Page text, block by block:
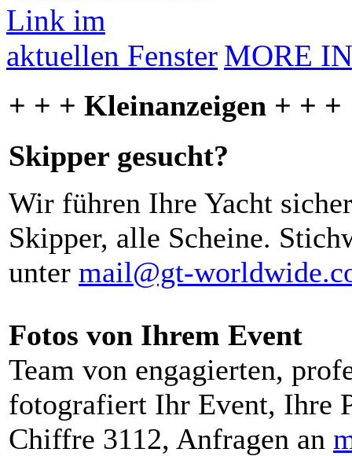
MORE
+ + + Kleinanzeigen + + +
Skipper gesucht?
Wir führen Ihre Yacht
Skipper, alle Scheine.
unter mail@gt-
Fotos von Ihrem Event
Team von engagierten,
fotografiert Ihr Event, Ihre
Chiffre 3112, Anfragen an